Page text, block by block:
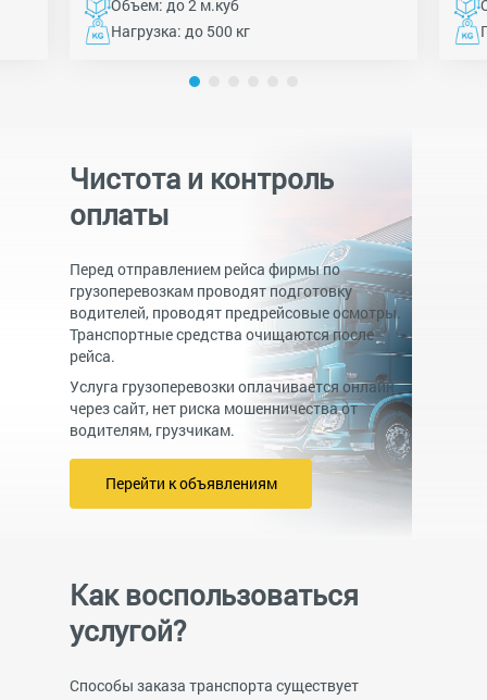
Объем: до 2 м.куб
Нагрузка: до 500 кг
Чистота и контроль
оплаты
Перед отправлением рейса фирмы по
грузоперевозкам проводят подготовку
водителей, проводят предрейсовые осмотры.
Транспортные средства очищаются после
рейса.
Услуга грузоперевозки оплачивается онлайн
через сайт, нет риска мошенничества от
водителям, грузчикам.
Перейти к объявлениям
Как воспользоваться
услугой?
Способы заказа транспорта существует